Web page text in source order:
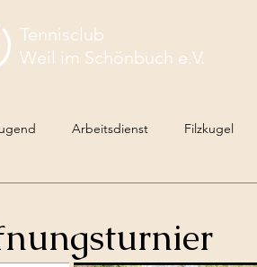
Tennisclub
Weil im Schönbuch e.V.
Arbeitsdienst Filzkugel